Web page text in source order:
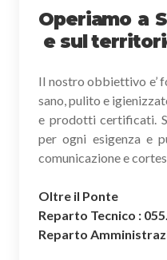
Operiamo a
e sul
Il nostro obbiettivo e’
sano, pulito e
e prodotti certificati.
per ogni esigenza e
comunicazione e
Oltre il Ponte
Reparto Tecnico :
Reparto